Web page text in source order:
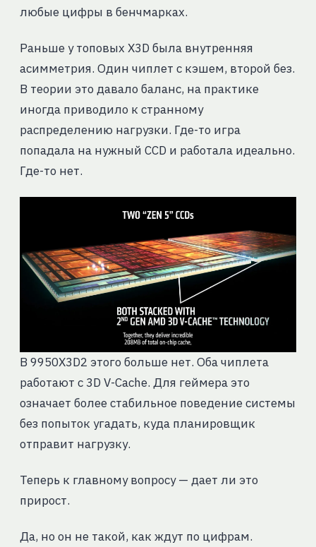
любые цифры в бенчмарках.
Раньше у топовых X3D была внутренняя
асимметрия. Один чиплет с кэшем, второй без.
В теории это давало баланс, на практике
иногда приводило к странному
распределению нагрузки. Где-то игра
попадала на нужный CCD и работала идеально.
Где-то нет.
В 9950X3D2 этого больше нет. Оба чиплета
работают с 3D V-Cache. Для геймера это
означает более стабильное поведение системы
без попыток угадать, куда планировщик
отправит нагрузку.
Теперь к главному вопросу — дает ли это
прирост.
Да, но он не такой, как ждут по цифрам.